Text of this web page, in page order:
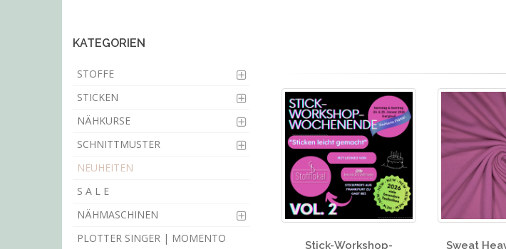
KATEGORIEN
STOFFE
STICKEN
NÄHKURSE
SCHNITTMUSTER
NEUHEITEN
S A L E
NÄHMASCHINEN
PLOTTER SINGER | MOMENTO
Stick-Workshop-
Sweat